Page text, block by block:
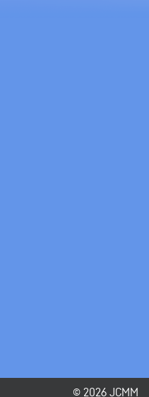
© 2026 JCMM